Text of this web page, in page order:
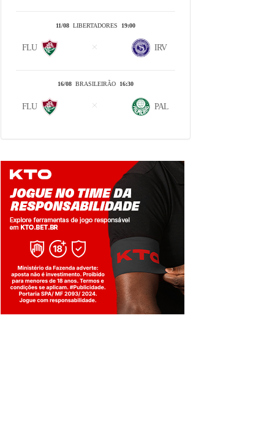
11/08 LIBERTADORES 19:00
FLU IRV
16/08 BRASILEIRÃO 16:30
FLU PAL
Jogue com responsabilidade. 18+